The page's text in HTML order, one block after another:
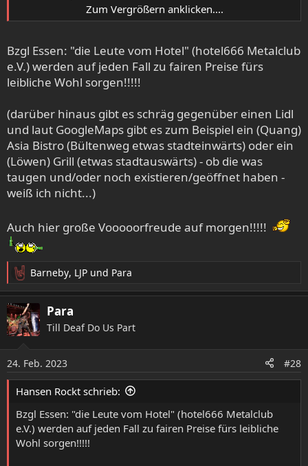
An die Heimischen: Gibt es in der Nähe vom B58 eine
zwischendurch?
Zum Vergrößern anklicken....
Bzgl Essen: "die Leute vom Hotel" (hotel666 Metalclub
e.V.) werden auf jeden Fall zu fairen Preise fürs
leibliche Wohl sorgen!!!!!
(darüber hinaus gibt es schräg gegenüber einen Lidl
und laut GoogleMaps gibt es zum Beispiel ein (Quang)
Asia Bistro (Bültenweg etwas stadteinwärts) oder ein
(Löwen) Grill (etwas stadtauswärts) - ob die was
taugen und/oder noch existieren/geöffnet haben -
weiß ich nicht...)
Auch hier große Vooooorfreude auf morgen!!!!!
R
e
a
k
t
n
e
n
Barneby, LJP und Para
Para
Till Deaf Do Us Part
24. Feb. 2023 #28
Hansen Rockt schrieb:
Bzgl Essen: "die Leute vom Hotel" (hotel666 Metalclub
e.V.) werden auf jeden Fall zu fairen Preise fürs leibliche
Wohl sorgen!!!!!